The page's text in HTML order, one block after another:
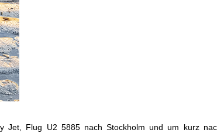
Jet, Flug U2 5885 nach Stockholm und um kurz